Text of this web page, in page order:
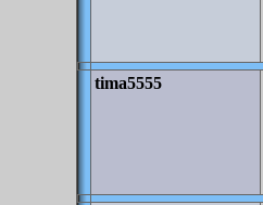
tima5555